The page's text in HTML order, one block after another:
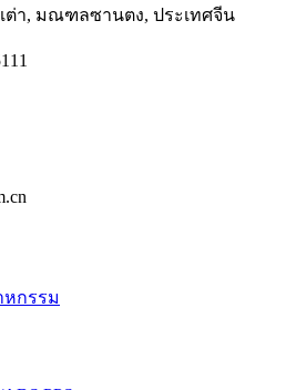
ต่า, มณฑลซานตง, ประเทศจีน
หกรรม